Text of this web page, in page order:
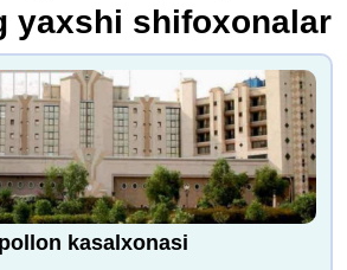
yaxshi shifoxonalar
kasalxonasi